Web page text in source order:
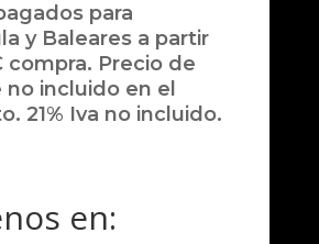
para
y Baleares a partir
compra. Precio de
no incluido en el
21% Iva no incluido.
en: